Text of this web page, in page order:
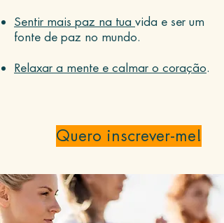
Sentir mais paz na tua vida e ser um
fonte de paz no mundo.
Relaxar a mente e calmar o coração.
Quero inscrever-me!